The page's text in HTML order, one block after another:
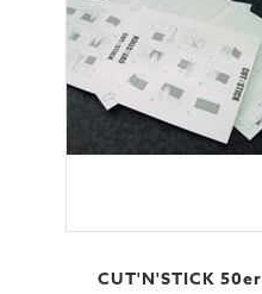
CUT'N'STICK 50er